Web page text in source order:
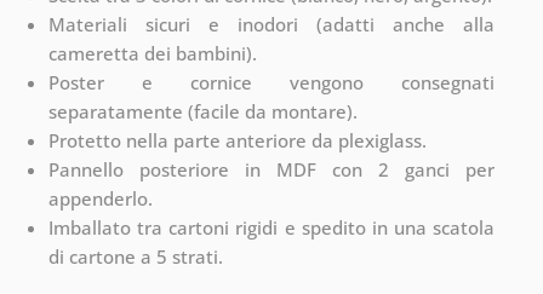
Materiali sicuri e inodori (adatti anche alla
cameretta dei bambini).
Poster e cornice vengono consegnati
separatamente (facile da montare).
Protetto nella parte anteriore da plexiglass.
Pannello posteriore in MDF con 2 ganci per
appenderlo.
Imballato tra cartoni rigidi e spedito in una scatola
di cartone a 5 strati.